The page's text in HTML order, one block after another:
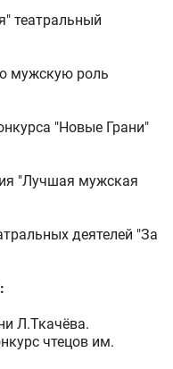
театральный
мужскую роль
"Новые Грани"
"Лучшая мужская
деятелей "За
Л.Ткачёва.
чтецов им.